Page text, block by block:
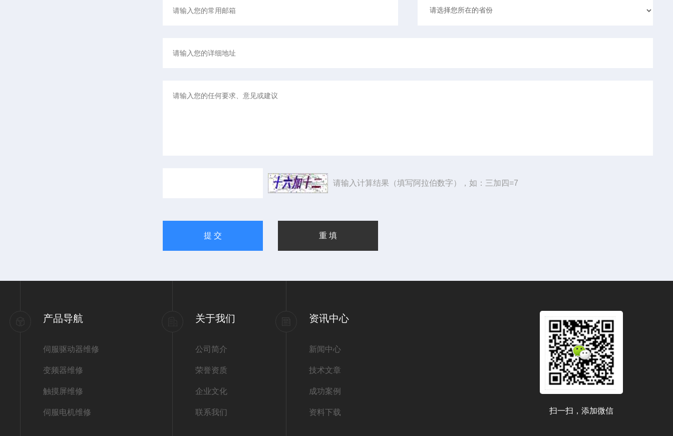
请输入计算结果（填写阿拉伯数字），如：三加四=7
产品导航
伺服驱动器维修
变频器维修
触摸屏维修
伺服电机维修
关于我们
公司简介
荣誉资质
企业文化
联系我们
资讯中心
新闻中心
技术文章
成功案例
资料下载 扫一扫，添加微信